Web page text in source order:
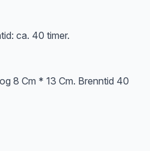
ca. 40 timer.
8 Cm * 13 Cm. Brenntid 40